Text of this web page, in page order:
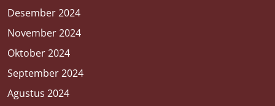
Desember 2024
November 2024
Oktober 2024
September 2024
Agustus 2024